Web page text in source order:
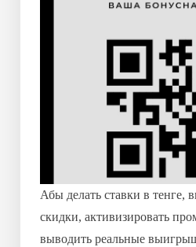
Абы делать ставки в тенге,
скидки, активизировать
выводить реальные